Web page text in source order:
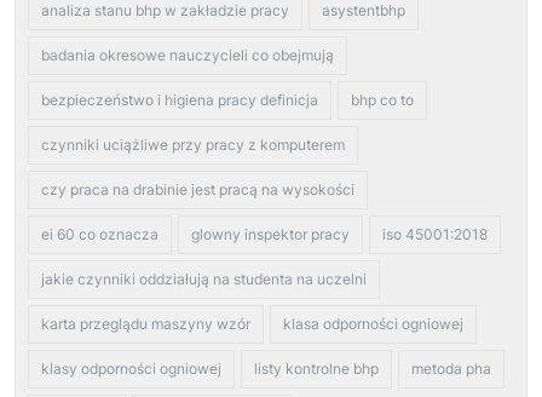
analiza stanu bhp w zakładzie pracy asystentbhp
badania okresowe nauczycieli co obejmują
bezpieczeństwo i higiena pracy definicja bhp co to
czynniki uciążliwe przy pracy z komputerem
czy praca na drabinie jest pracą na wysokości
ei 60 co oznacza glowny inspektor pracy iso 45001:2018
jakie czynniki oddziałują na studenta na uczelni
karta przeglądu maszyny wzór klasa odporności ogniowej
klasy odporności ogniowej listy kontrolne bhp metoda pha